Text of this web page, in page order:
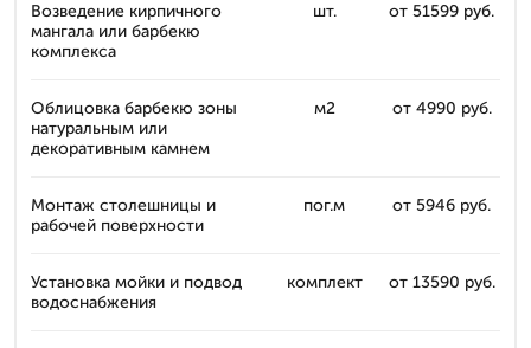
Возведение кирпичного
мангала или барбекю
комплекса
шт. от 51599 руб.
Облицовка барбекю зоны
натуральным или
декоративным камнем
м2 от 4990 руб.
Монтаж столешницы и
рабочей поверхности
пог.м от 5946 руб.
Установка мойки и подвод
водоснабжения
комплект от 13590 руб.